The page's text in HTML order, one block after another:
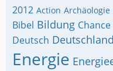
2012 Action Archäologie
Bibel Bildung Chance
Deutsch Deutschland
Energie